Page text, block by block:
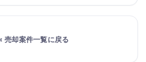
売却案件一覧に戻る